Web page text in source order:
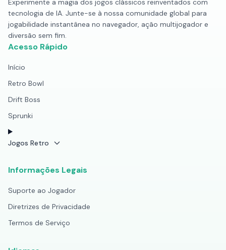
Experimente a magia dos jogos clássicos reinventados com
tecnologia de IA. Junte-se à nossa comunidade global para
jogabilidade instantânea no navegador, ação multijogador e
diversão sem fim.
Acesso Rápido
Início
Retro Bowl
Drift Boss
Sprunki
Jogos Retro
Informações Legais
Suporte ao Jogador
Diretrizes de Privacidade
Termos de Serviço